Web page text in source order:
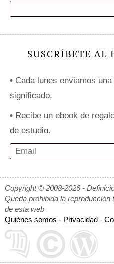
SUSCRÍBETE AL
• Cada lunes enviamos
significado.
• Recibe un ebook de
de estudio.
Copyright © 2008-2026 -
Queda prohibida la
de esta web
Quiénes somos - Privacidad -